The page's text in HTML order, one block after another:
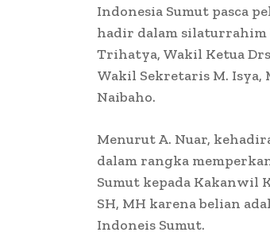
Indonesia Sumut pasca
hadir dalam silaturrahim
Trihatya, Wakil Ketua
Wakil Sekretaris M. Isya,
Naibaho.
Menurut A. Nuar,
dalam rangka
Sumut kepada Kakanwil
SH, MH karena belian
Indoneis Sumut.